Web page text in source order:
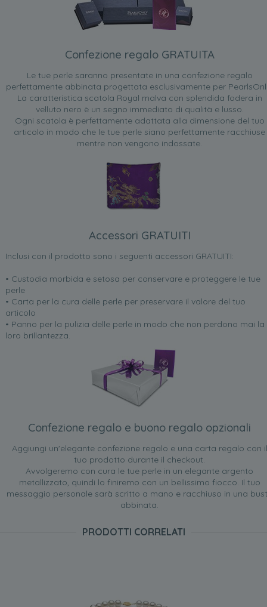
Confezione regalo GRATUITA
Le tue perle saranno presentate in una confezione regalo
perfettamente abbinata progettata esclusivamente per
La caratteristica scatola Royal malva con splendida fodera in
velluto nero è un segno immediato di qualità e lusso.
Ogni scatola è perfettamente adattata alla dimensione del tuo
articolo in modo che le tue perle siano perfettamente racchiuse
mentre non vengono indossate.
Accessori GRATUITI
Inclusi con il prodotto sono i seguenti accessori GRATUITI:
• Custodia morbida e setosa per conservare e proteggere le tue
perle
• Carta per la cura delle perle per preservare il valore del tuo
articolo
• Panno per la pulizia delle perle in modo che non perdono mai la
loro brillantezza.
Confezione regalo e buono regalo opzionali
Aggiungi un'elegante confezione regalo e una carta regalo con il
tuo prodotto durante il checkout.
Avvolgeremo con cura le tue perle in un elegante argento
metallizzato, quindi lo finiremo con un bellissimo fiocco. Il tuo
messaggio personale sarà scritto a mano e racchiuso in una
abbinata.
PRODOTTI CORRELATI